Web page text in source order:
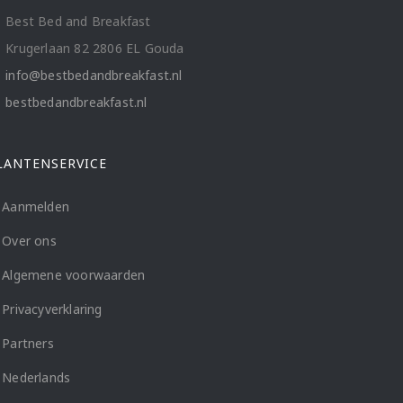
Best Bed and Breakfast
Krugerlaan 82 2806 EL Gouda
info@bestbedandbreakfast.nl
bestbedandbreakfast.nl
Aanmelden
Over ons
Algemene voorwaarden
Privacyverklaring
Partners
Nederlands